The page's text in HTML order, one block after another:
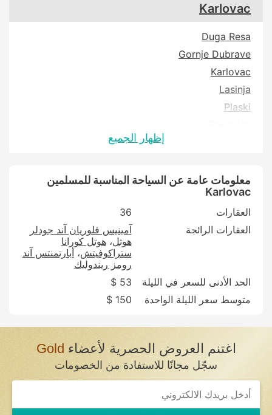
Karlovac
Duga Resa
Gornje Dubrave
Karlovac
Lasinja
Plaski
إظهار الجميع
معلومات عامة عن السياحة المناسبة للمسلمين
Karlovac
العقارات
36
العقارات الرائجة
آمينيس فلوريان آند جودلر
هوتل هوتل كورانا
ستراكوفيتش أبارتمنتس آند
رومز ريندوليك
الحد الأدنى للسعر في الليلة
53 $
متوسط سعر الليلة الواحدة
150 $
اغتنم العروض الحصرية لأعضاءGold
سجّل مجانًا للاستفادة من الخصومات